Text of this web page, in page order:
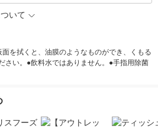
いて
を拭くと、油膜のようなものができ、くもる
さい。●飲料水ではありません。●手指用除菌